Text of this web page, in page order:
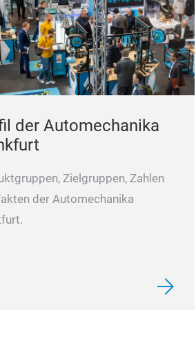
der Automechanika
Zielgruppen, Zahlen
der Automechanika